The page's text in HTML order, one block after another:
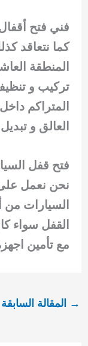
فني فتح
كما نتعاقد
المنطقة
تركيب و تنظيف
المتراكم
العالق و
فتح قفل
نحن نعمل
السيارات
القفل سواء
مع تأمين
→ المقالة السابقة